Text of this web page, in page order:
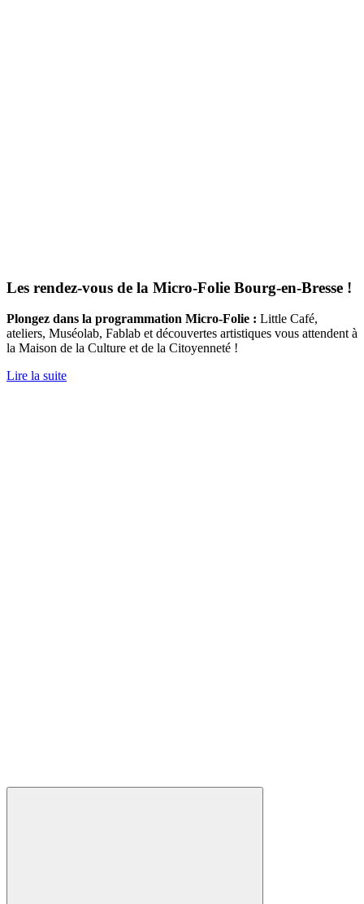
Les rendez-vous de la Micro-Folie Bourg-en-Bresse !
Plongez dans la programmation Micro-Folie : Little Café,
ateliers, Muséolab, Fablab et découvertes artistiques vous attendent à
la Maison de la Culture et de la Citoyenneté !
Lire la suite